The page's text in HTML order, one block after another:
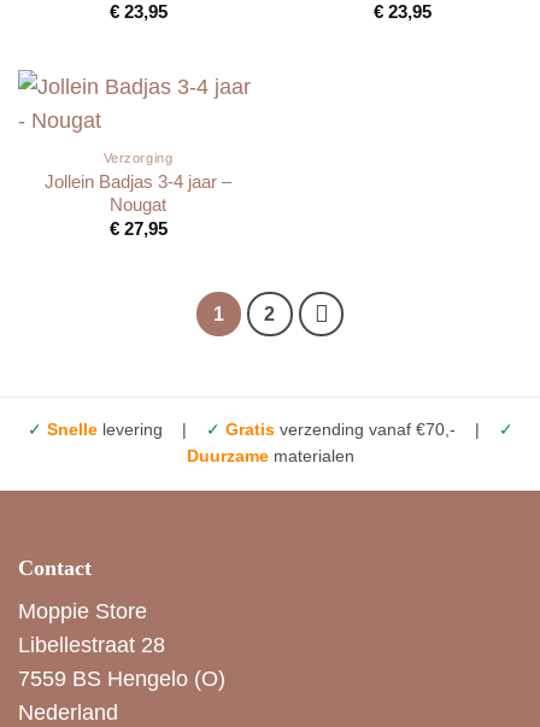
€23,95
€23,95
Verzorging
Jollein Badjas 3-4 jaar –
Nougat
€27,95
1 2
✓ Snellelevering | ✓ Gratisverzending vanaf €70,- |
✓
Duurzamematerialen
Contact
Moppie Store
Libellestraat 28
7559 BS Hengelo (O)
Nederland